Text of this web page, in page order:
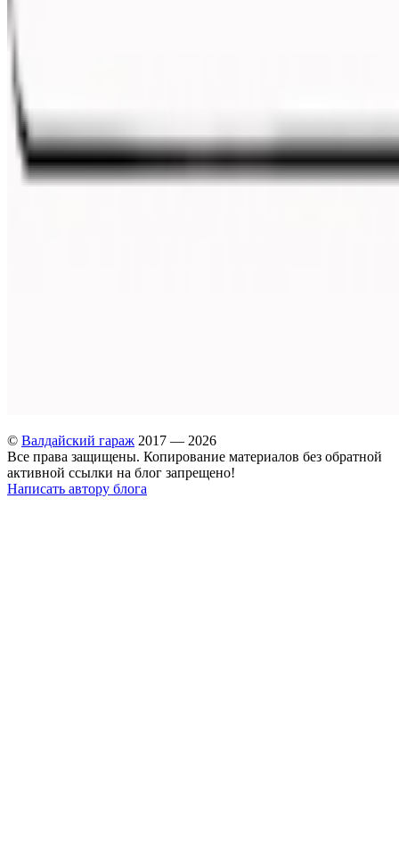
© Валдайский гараж 2017 — 2026
Все права защищены. Копирование материалов без обратной
активной ссылки на блог запрещено!
Написать автору блога